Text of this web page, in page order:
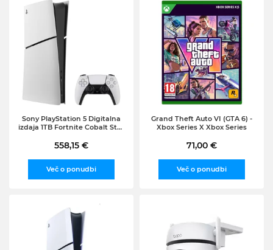
Sony PlayStation 5 Digitalna
izdaja 1TB Fortnite Cobalt Star
(Modelna skupina - Slim)
558,15 €
Več o ponudbi
Grand Theft Auto VI (GTA 6) -
Xbox Series X Xbox Series
71,00 €
Več o ponudbi